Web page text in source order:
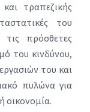
τραπεζικής
του
τις πρόσθετες
του κινδύνου,
του και
πυλώνα για
οικονομία.